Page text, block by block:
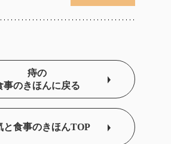
痔の
事のきほんに戻る
と食事のきほんTOP